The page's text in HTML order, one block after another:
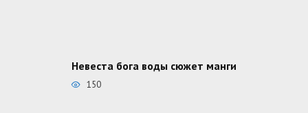
Невеста бога воды сюжет манги
150